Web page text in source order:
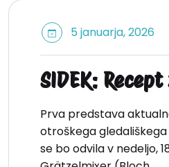
5 januarja, 2026
SIDEK:
Prva predstava
otroškega gledališkega
se bo odvila v nedeljo,